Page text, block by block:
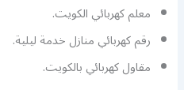
معلم كهربائي الكويت.
رقم كهربائي منازل خدمة ليلية.
مقاول كهربائي بالكويت.